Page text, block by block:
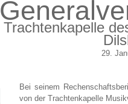
Trachtenkapelle
29.
Bei seinem
von der Trachtenkapelle